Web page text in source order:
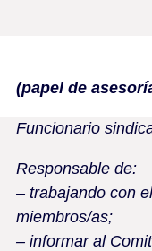
(papel de
Funcionario
Responsable de:
– trabajando con
miembros/as;
– informar al